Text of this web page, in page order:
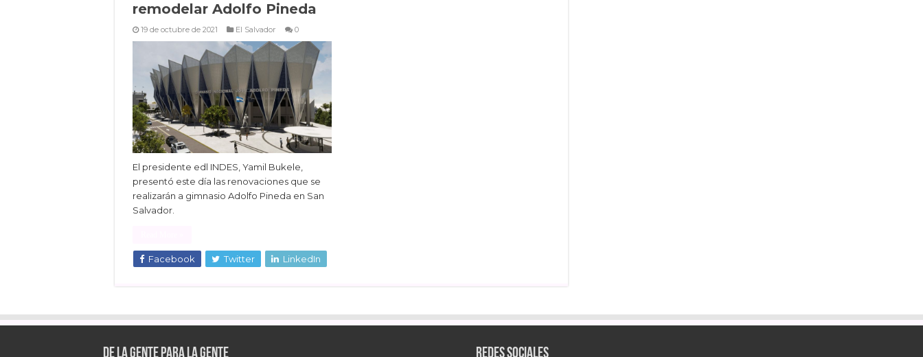
remodelar Adolfo Pineda
19 de octubre de 2021 El Salvador 0
El presidente edl INDES, Yamil Bukele,
presentó este día las renovaciones que se
realizarán a gimnasio Adolfo Pineda en San
Salvador.
Facebook Twitter LinkedIn